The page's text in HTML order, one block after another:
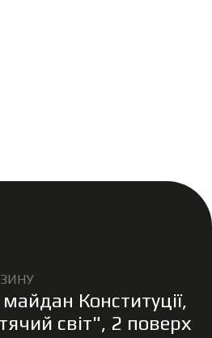
Конституції,
світ", 2 поверх